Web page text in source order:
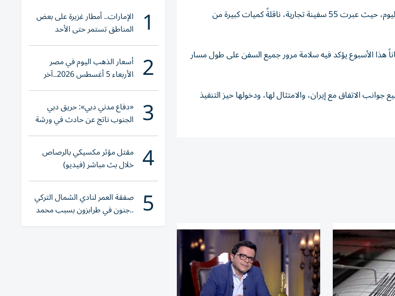
وتابع الجيش الأمريكي:«بقي المرور الآمن عبر الممر المائي الدولي قائماً اليوم، حيث عبرت 55 سفينة تجارية، ناقلةً كميات كبيرة من
هذا الأسبوع يؤكد فيه سلامة مرور جميع السفن على طول مسار
الاتفاق مع إيران، والامتثال لها، ودخولها حيز التنفيذ
1 الإمارات.. أمطار غزيرة على بعض
المناطق تستمر حتى الأحد
2 أسعار الذهب اليوم في مصر
الأربعاء 5 أغسطس 2026..آخر
تحديث لعيار 21
3 «دفاع مدني دبي»: حريق دبي
الجنوب ناتج عن حادث في ورشة
ولا إصابات
4 مقتل مؤثر مكسيكي بالرصاص
خلال بث مباشر (فيديو)
5 صفقة العمر لنادي الشمال التركي
..جنون في طرابزون بسبب محمد